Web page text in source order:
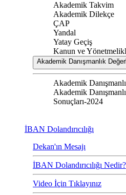
Akademik Takvim
Akademik Dilekçe
ÇAP
Yandal
Yatay Geçiş
Kanun ve
Akademik Danışmanlık
Akademik
Akademik
Sonuçları-2024
İBAN Dolandırıcılığı
Dekan'ın Mesajı
İBAN Dolandırıcılığı Nedir?
Video İçin Tıklayınız